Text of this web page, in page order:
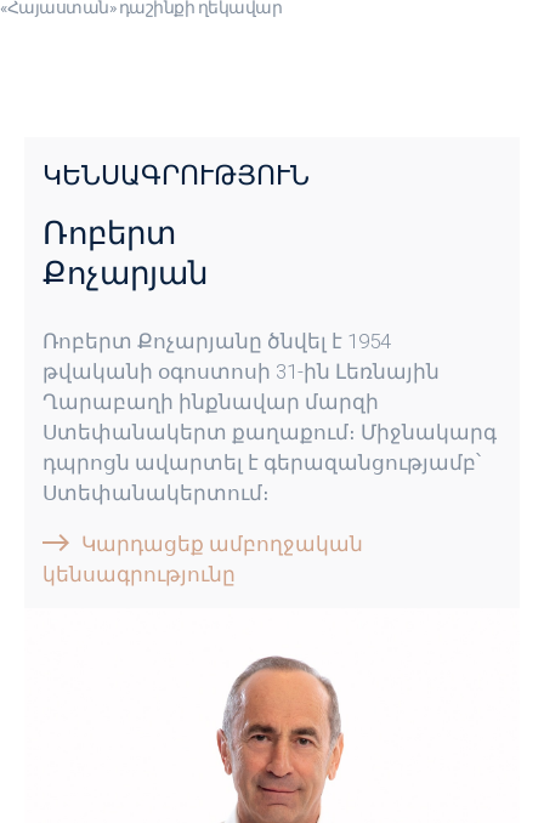
«Հայաստան» դաշինքի ղեկավար
ԿԵՆՍԱԳՐՈՒԹՅՈՒՆ
Ռոբերտ
Քոչարյան
Ռոբերտ Քոչարյանը ծնվել է 1954
թվականի օգոստոսի 31-ին Լեռնային
Ղարաբաղի ինքնավար մարզի
Ստեփանակերտ քաղաքում։ Միջնակարգ
դպրոցն ավարտել է գերազանցությամբ՝
Ստեփանակերտում։
Կարդացեք ամբողջական
կենսագրությունը